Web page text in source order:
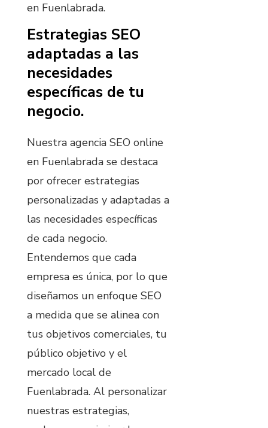
en Fuenlabrada.
Estrategias SEO
adaptadas a las
necesidades
específicas de tu
negocio.
Nuestra agencia SEO online
en Fuenlabrada se destaca
por ofrecer estrategias
personalizadas y adaptadas a
las necesidades específicas
de cada negocio.
Entendemos que cada
empresa es única, por lo que
diseñamos un enfoque SEO
a medida que se alinea con
tus objetivos comerciales, tu
público objetivo y el
mercado local de
Fuenlabrada. Al personalizar
nuestras estrategias,